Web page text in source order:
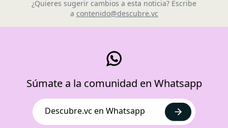
¿Quieres sugerir cambios a esta noticia? Escribe
a contenido@descubre.vc
Súmate a la comunidad en Whatsapp
Descubre.vc en Whatsapp